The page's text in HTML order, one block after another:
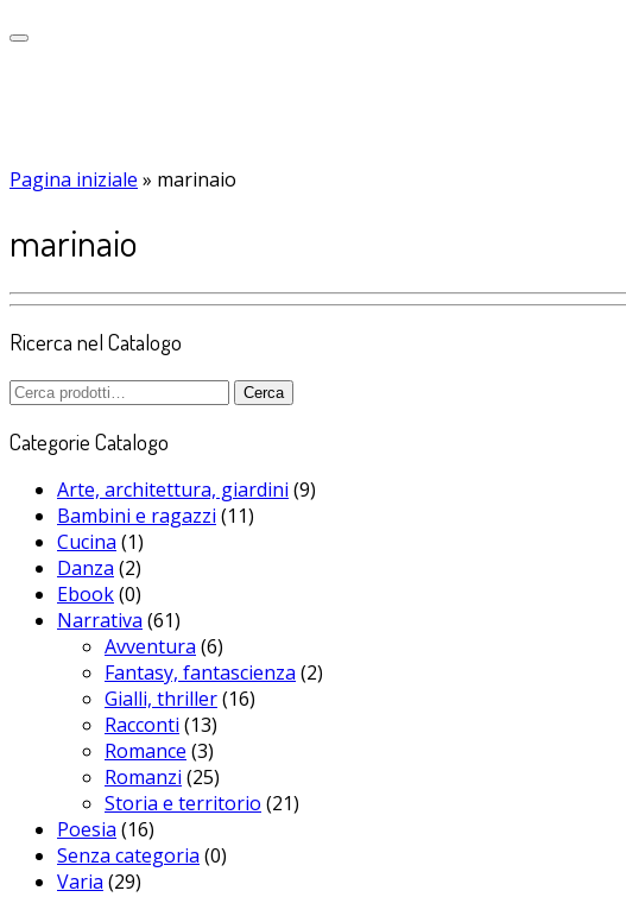
Pagina iniziale » marinaio
marinaio
Ricerca nel Catalogo
Cerca: Cerca
Categorie Catalogo
Arte, architettura, giardini (9)
Bambini e ragazzi (11)
Cucina (1)
Danza (2)
Ebook(0)
Narrativa (61)
Avventura (6)
Fantasy, fantascienza (2)
Gialli, thriller(16)
Racconti (13)
Romance (3)
Romanzi (25)
Storia e territorio (21)
Poesia (16)
Senza categoria (0)
Varia (29)